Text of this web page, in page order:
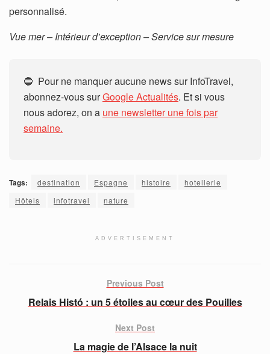
personnalisé.
Vue mer – Intérieur d’exception – Service sur mesure
🔵 Pour ne manquer aucune news sur InfoTravel,
abonnez-vous surGoogle Actualités. Et si vous
nous adorez, on a une newsletter une fois par
semaine.
Tags: destination Espagne histoire
hotellerie
Hôtels
infotravel nature
ADVERTISEMENT
Previous Post
Relais Histó : un 5 étoiles au cœur des Pouilles
Next Post
La magie de l’Alsace la nuit